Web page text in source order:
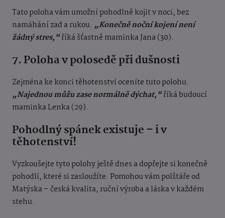
Tato poloha vám umožní pohodlně kojit v noci, bez
namáhání zad a rukou. „Konečně noční kojení není
žádný stres,“říká šťastně maminka Jana (30).
7. Poloha v polosedě při dušnosti
Zejména ke konci těhotenství oceníte tuto polohu.
„Najednou můžu zase normálně dýchat,“říká budoucí
maminka Lenka (29).
Pohodlný spánek existuje – i v
těhotenství!
Vyzkoušejte tyto polohy ještě dnes a dopřejte si konečně
pohodlí, které si zasloužíte. Pomohou vám polštáře od
Matýska – česká kvalita, ruční výroba a láska v každém
stehu.